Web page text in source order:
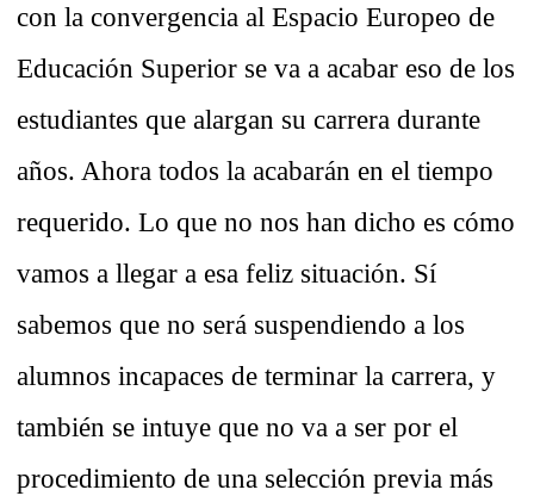
con la convergencia al Espacio Europeo de
Educación Superior se va a acabar eso de los
estudiantes que alargan su carrera durante
años. Ahora todos la acabarán en el tiempo
requerido. Lo que no nos han dicho es cómo
vamos a llegar a esa feliz situación. Sí
sabemos que no será suspendiendo a los
alumnos incapaces de terminar la carrera, y
también se intuye que no va a ser por el
procedimiento de una selección previa más